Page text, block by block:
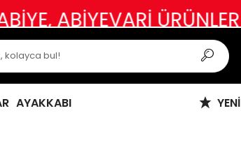
ÜRÜNLER VE
AYAKKABI